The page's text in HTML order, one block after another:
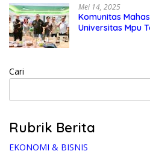
Mei 14, 2025
Komunitas
Universitas Mpu
Cari
Rubrik Berita
EKONOMI & BISNIS